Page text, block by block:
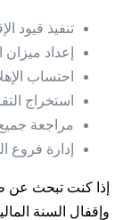
تنفيذ قيود
إعداد
احتساب
استخراج
مراجعة جميع
إدارة
إذا كنت تبحث عن
وإقفال السنة